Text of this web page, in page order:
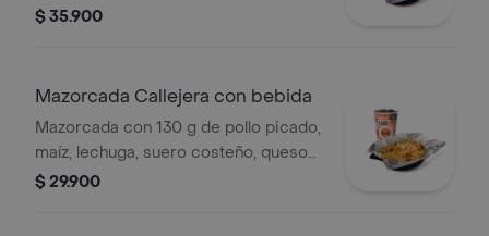
costeño, salsa BBQ, salsa Corral,
$ 35.900
Mazorcada Callejera con bebida
Mazorcada con 130 g de pollo picado,
maíz, lechuga, suero costeño, queso
costeño, salsa BBQ, salsa Corral,
$ 29.900